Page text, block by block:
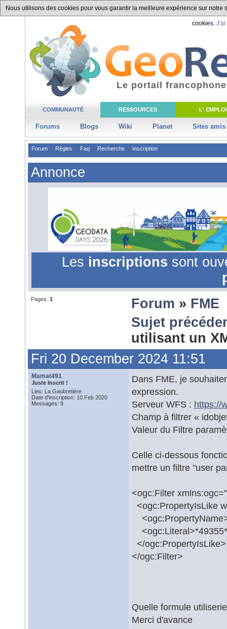
Nous utilisons des cookies pour vous garantir la meilleure expérience sur
cookies. J'ai
COMMUNAUTÉ RESSOURCES L' EMPLOI
Forums Blogs Wiki Planet Sites amis
Le portail
Forum Règles Faq Recherche Inscription
Annonce
Les inscriptions sont
Pages: 1 Forum » FME
Sujet
utilisant un
Fri 20 December 2024 11:51
Mamat491
Juste Inscrit !
Lieu: La Gaubretière
Date d'inscription: 10 Feb 2020
Messages: 9
Dans FME, je
expression.
Serveur WFS : https://
Champ à filtrer «
Valeur du Filtre
Celle ci-dessous
mettre un filtre "user
<ogc:Filter
<ogc:PropertyIsLike
</ogc:PropertyIsLike>
</ogc:Filter>
Quelle formule
Merci d'avance